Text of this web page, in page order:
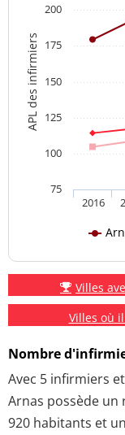
APL des infirmiers
2016
75
100
125
150
175
200
Villes
Villes où
Nombre
Avec 5 infirmiers
Arnas possède
920 habitants et